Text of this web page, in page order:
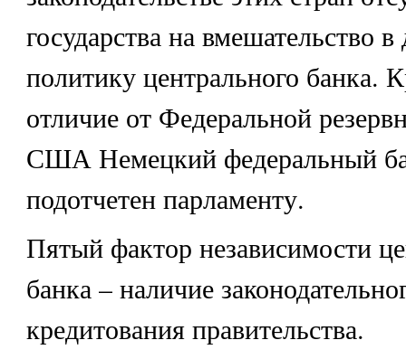
государства на вмешательство
политику центрального банка.
отличие от Федеральной
США Немецкий федеральный
подотчетен парламенту.
Пятый фактор независимости
банка – наличие
кредитования правительства.